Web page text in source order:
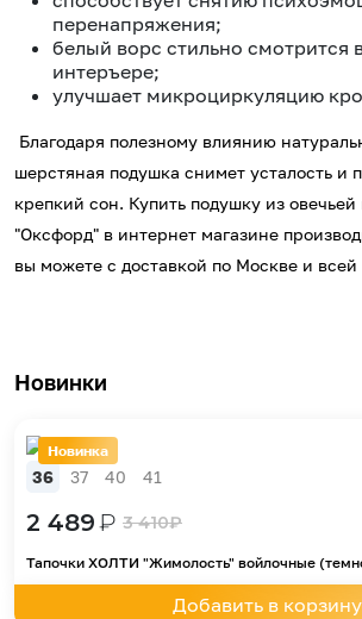
перенапряжения;
белый ворс стильно смотрится
интеръере;
улучшает микроциркуляцию
Благодаря полезному влиянию
шерстяная подушка снимет усталость и
крепкий сон. Купить подушку из
"Оксфорд" в интернет магазине
вы можете с доставкой по Москве и всей
Новинки
Новинка
36 37 40 41
2 489₽ 3 410₽
Тапочки ХОЛТИ "Жимолость" войлочные
Добавить в корзину